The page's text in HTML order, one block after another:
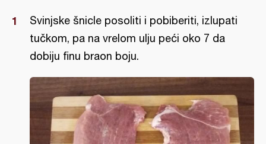
Svinjske šnicle posoliti i pobiberiti, izlupati
tučkom, pa na vrelom ulju peći oko 7 da
dobiju finu braon boju.